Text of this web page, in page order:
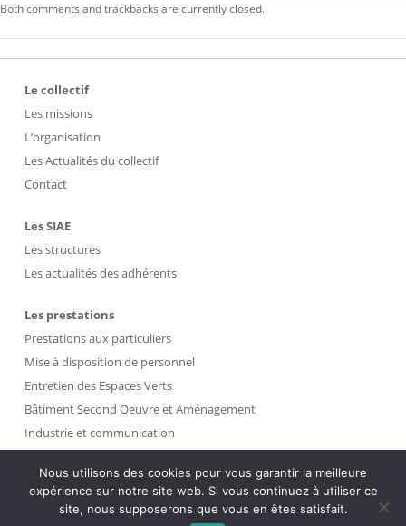
Both comments and trackbacks are currently closed.
Le collectif
Les missions
L’organisation
Les Actualités du collectif
Contact
Les SIAE
Les structures
Les actualités des adhérents
Les prestations
Prestations aux particuliers
Mise à disposition de personnel
Entretien des Espaces Verts
Bâtiment Second Oeuvre et Aménagement
Industrie et communication
Intranet
Nous utilisons des cookies pour vous garantir la meilleure
expérience sur notre site web. Si vous continuez à utiliser ce
site, nous supposerons que vous en êtes satisfait.